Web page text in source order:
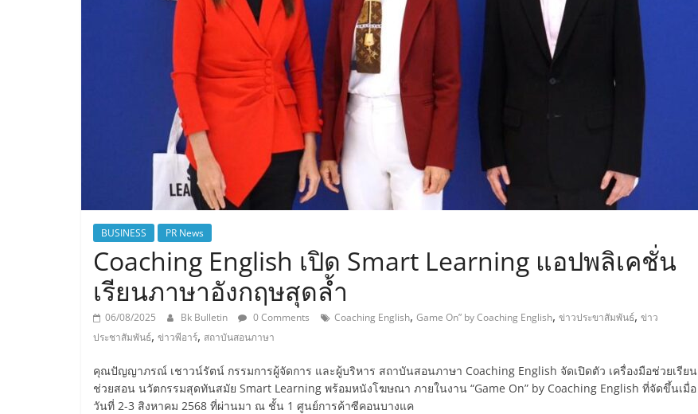
BUSINESS PR News
Coaching English เปิด Smart Learning แอปพลิเคชั่น
เรียนภาษาอังกฤษสุดล้ำ
06/08/2025 Bk Bulletin 0 Comments Coaching English, Game On” by Coaching English, ข่าวประขาสัมพันธ์, ข่าว
ประชาสัมพันธ์, ข่าวพีอาร์, สถาบันสอนภาษา
คุณปัญญาภรณ์ เชาวน์รัตน์ กรรมการผู้จัดการ และผู้บริหาร สถาบันสอนภาษา Coaching English จัดเปิดตัว เครื่องมือช่วยเรียน
ช่วยสอน นวัตกรรมสุดทันสมัย Smart Learning พร้อมหนังโฆษณา ภายในงาน “Game On” by Coaching English ที่จัดขึ้นเมื่อ
วันที่ 2-3 สิงหาคม 2568 ที่ผ่านมา ณ ชั้น 1 ศูนย์การค้าซีคอนบางแค